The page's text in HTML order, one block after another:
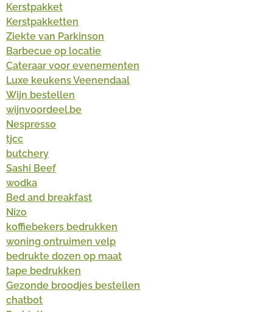
Kerstpakket
Kerstpakketten
Ziekte van Parkinson
Barbecue op locatie
Cateraar voor evenementen
Luxe keukens Veenendaal
Wijn bestellen
wijnvoordeel.be
Nespresso
tjcc
butchery
Sashi Beef
wodka
Bed and breakfast
Nizo
koffiebekers bedrukken
woning ontruimen velp
bedrukte dozen op maat
tape bedrukken
Gezonde broodjes bestellen
chatbot